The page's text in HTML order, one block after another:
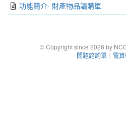
功能簡介- 財產物品請購單
© Copyright since 2026 by
問題諮詢單 ｜ 電